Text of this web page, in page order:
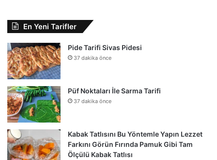
En Yeni Tarifler
Pide Tarifi Sivas Pidesi
37 dakika önce
Püf Noktaları İle Sarma Tarifi
37 dakika önce
Kabak Tatlısını Bu Yöntemle Yapın Lezzet
Farkını Görün Fırında Pamuk Gibi Tam
Ölçülü Kabak Tatlısı